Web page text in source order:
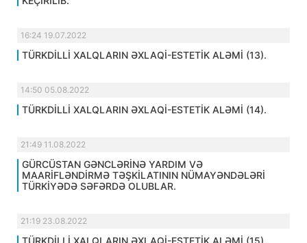
16:24 19.07.2022
TÜRKDİLLİ XALQLARIN ƏXLAQİ-ESTETİK ALƏMİ (13).
14:50 05.08.2022
TÜRKDİLLİ XALQLARIN ƏXLAQİ-ESTETİK ALƏMİ (14).
21:49 11.08.2022
GÜRCÜSTAN GƏNCLƏRİNƏ YARDIM VƏ
MAARİFLƏNDİRMƏ TƏŞKİLATININ NÜMAYƏNDƏLƏRİ
TÜRKİYƏDƏ SƏFƏRDƏ OLUBLAR.
21:19 23.08.2022